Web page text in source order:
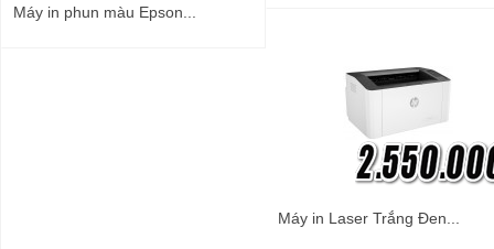
Máy in phun màu Epson...
Máy in Laser Trắng Đen...